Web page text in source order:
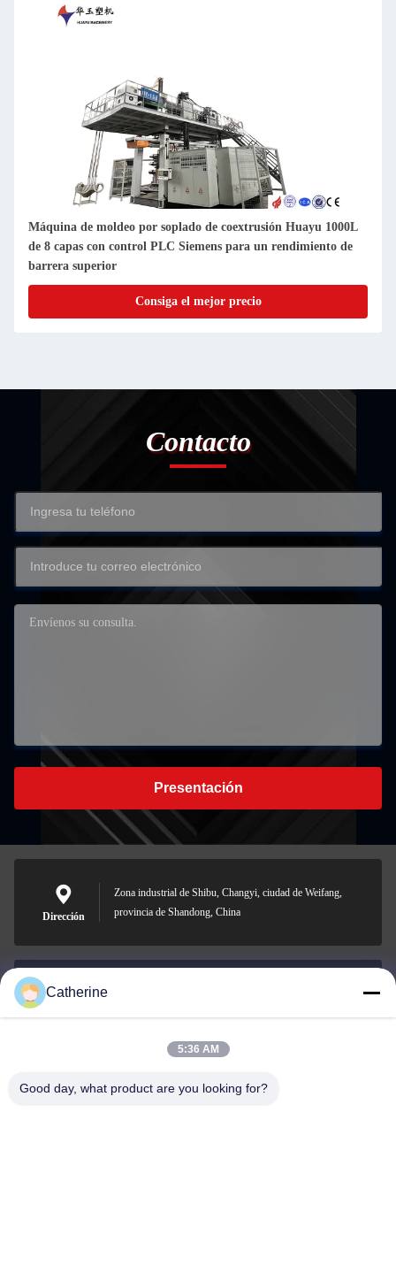
Máquina de moldeo por soplado de coextrusión Huayu 1000L
de 8 capas con control PLC Siemens para un rendimiento de
barrera superior
Consiga el mejor precio
Contacto
Presentación
Dirección
Zona industrial de Shibu, Changyi, ciudad de Weifang,
provincia de Shandong, China
Correo
Catherine
5:36 AM
Good day, what product are you looking for?